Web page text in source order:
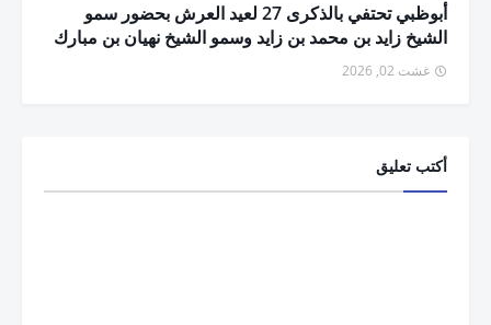
أبوظبي تحتفي بالذكرى 27 لعيد العرش بحضور سمو
الشيخ زايد بن محمد بن زايد وسمو الشيخ نهيان بن مبارك
غشت 02, 2026
أكتب تعليق